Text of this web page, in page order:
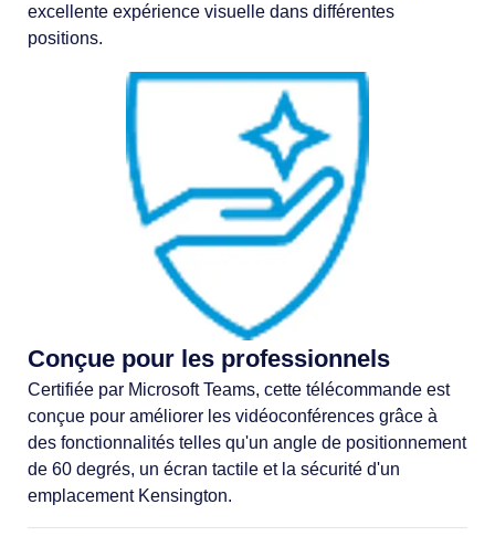
excellente expérience visuelle dans différentes
positions.
Conçue pour les professionnels
Certifiée par Microsoft Teams, cette télécommande est
conçue pour améliorer les vidéoconférences grâce à
des fonctionnalités telles qu'un angle de positionnement
de 60 degrés, un écran tactile et la sécurité d'un
emplacement Kensington.